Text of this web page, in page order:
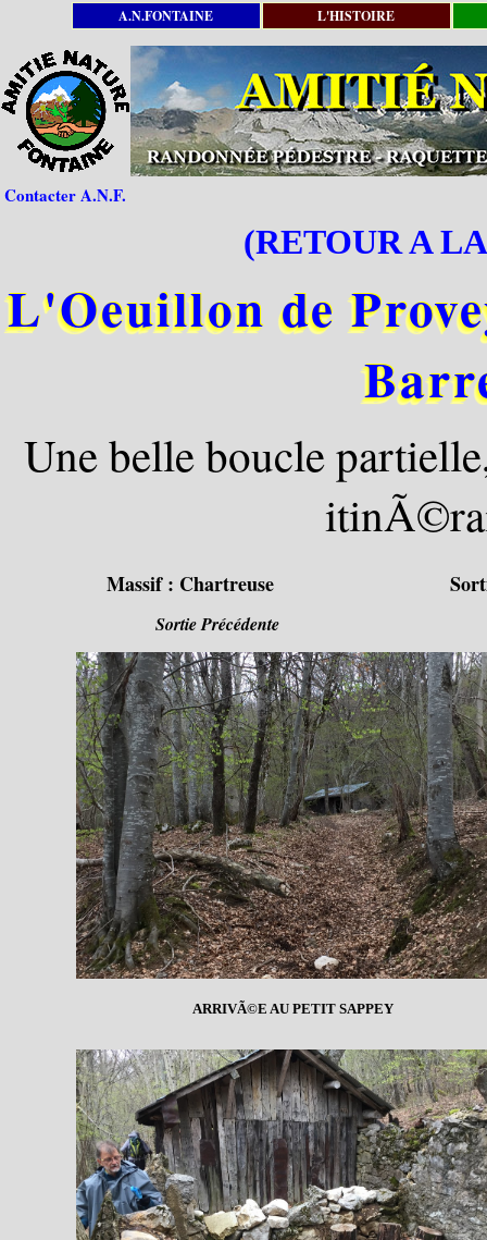
A.N.FONTAINE L'HISTOIRE
Contacter A.N.F.
(RETOUR A
L'Oeuillon de
Une belle boucle
Massif : Chartreuse
Sortie Précédente
ARRIVÃ©E AU PETIT SAPPEY